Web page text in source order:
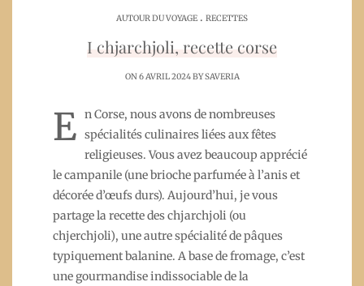
AUTOUR DU VOYAGE. RECETTES
I chjarchjoli, recette corse
ON 6 AVRIL 2024 BYSAVERIA
E n Corse, nous avons de nombreuses
spécialités culinaires liées aux fêtes
religieuses. Vous avez beaucoup apprécié
le campanile (une brioche parfumée à l’anis et
décorée d’œufs durs). Aujourd’hui, je vous
partage la recette des chjarchjoli (ou
chjerchjoli), une autre spécialité de pâques
typiquement balanine. A base de fromage, c’est
une gourmandise indissociable de la